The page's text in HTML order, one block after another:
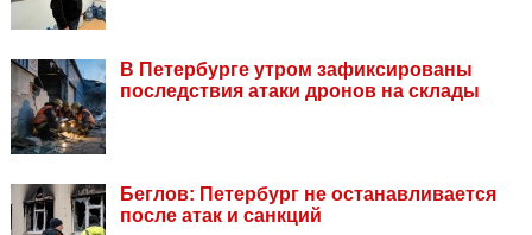
В Петербурге утром зафиксированы
последствия атаки дронов на склады
Беглов: Петербург не останавливается
после атак и санкций